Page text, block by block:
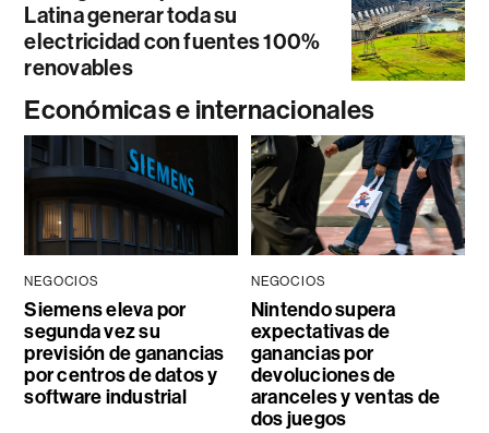
Latina generar toda su
electricidad con fuentes 100%
renovables
Económicas e internacionales
NEGOCIOS
Siemens eleva por
segunda vez su
previsión de ganancias
por centros de datos y
software industrial
NEGOCIOS
Nintendo supera
expectativas de
ganancias por
devoluciones de
aranceles y ventas de
dos juegos